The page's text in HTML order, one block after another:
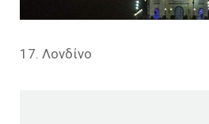
17. Λονδίνο